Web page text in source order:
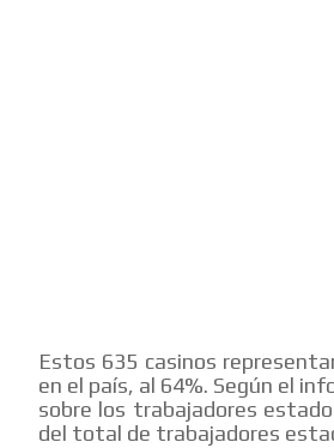
Estos 635 casinos
en el país, al 64%. Según el
sobre los trabajadores
del total de trabajadores